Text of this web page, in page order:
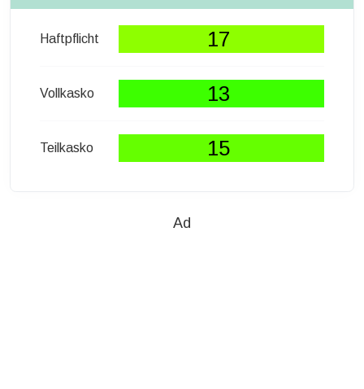
Haftpflicht 17
Vollkasko 13
Teilkasko 15
Ad